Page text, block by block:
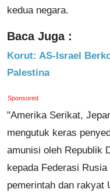
kedua negara.
Baca Juga :
Korut: AS-Israel
Palestina
Sponsored
"Amerika Serikat,
mengutuk keras
amunisi oleh Republik
kepada Federasi
pemerintah dan rakyat